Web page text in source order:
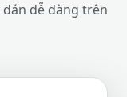
dễ dàng trên